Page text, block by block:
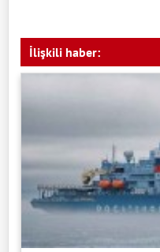
İlişkili haber: